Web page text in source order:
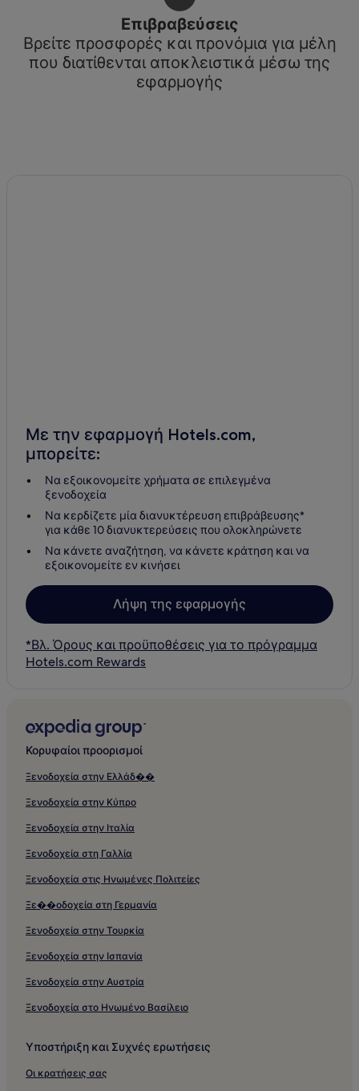
Επιβραβεύσεις
Βρείτε προσφορές και προνόμια για μέλη
που διατίθενται αποκλειστικά μέσω της
εφαρμογής
Με την εφαρμογή Hotels.com,
μπορείτε:
Να εξοικονομείτε χρήματα σε επιλεγμένα
ξενοδοχεία
Να κερδίζετε μία διανυκτέρευση επιβράβευσης*
για κάθε 10 διανυκτερεύσεις που ολοκληρώνετε
Να κάνετε αναζήτηση, να κάνετε κράτηση και να
εξοικονομείτε εν κινήσει
Λήψη της εφαρμογής
*Βλ. Όρους και προϋποθέσεις για το πρόγραμμα
Hotels.com Rewards
Κορυφαίοι προορισμοί
Ξενοδοχεία στην Ελλάδ��
Ξενοδοχεία στην Κύπρο
Ξενοδοχεία στην Ιταλία
Ξενοδοχεία στη Γαλλία
Ξενοδοχεία στις Ηνωμένες Πολιτείες
Ξε��οδοχεία στη Γερμανία
Ξενοδοχεία στην Τουρκία
Ξενοδοχεία στην Ισπανία
Ξενοδοχεία στην Αυστρία
Ξενοδοχεία στο Ηνωμένο Βασίλειο
Υποστήριξη και Συχνές ερωτήσεις
Οι κρατήσεις σας